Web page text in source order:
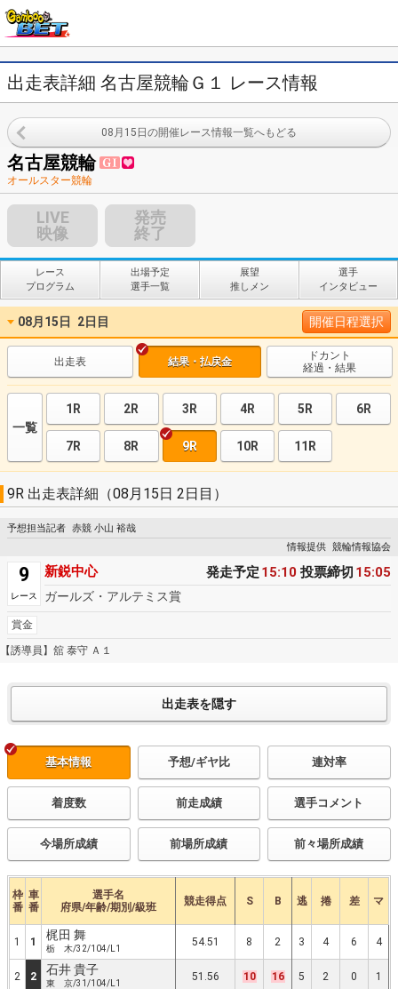
出走表詳細 名古屋競輪Ｇ１ レース情報
08月15日の開催レース情報一覧へもどる
名古屋競輪
オールスター競輪
LIVE
映像
発売
終了
レース
プログラム
出場予定
選手一覧
展望
推しメン
選手
インタビュー
08月15日 2日目 開催日程選択
出走表 結果・払戻金
ドカント
経過・結果
一覧
1R 2R 3R 4R 5R 6R
7R 8R 9R 10R 11R
9R 出走表詳細（08月15日 2日目）
予想担当記者 赤競 小山 裕哉
情報提供 競輪情報協会
9
レース
新鋭中心 発走予定 15:10 投票締切 15:05
ガールズ・アルテミス賞
賞金
【誘導員】舘 泰守 Ａ１
基本情報 予想/ギヤ比 連対率
着度数 前走成績 選手コメント
今場所成績 前場所成績 前々場所成績
枠
番
車
番
選手名
府県/年齢/期別/級班
競走得点 S B 逃 捲 差 マ
1 1 梶田 舞
栃 木/32/104/L1
54.51 8 2 3 4 6 4
2 2 石井 貴子
東 京/31/104/L1
51.56 10 16 5 2 0 1